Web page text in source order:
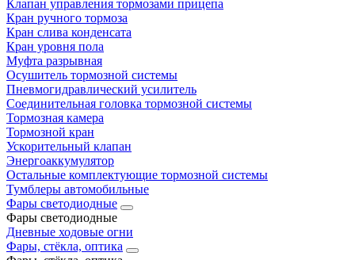
Клапан управления тормозами прицепа
Кран ручного тормоза
Кран слива конденсата
Кран уровня пола
Муфта разрывная
Осушитель тормозной системы
Пневмогидравлический усилитель
Соединительная головка тормозной системы
Тормозная камера
Тормозной кран
Ускорительный клапан
Энергоаккумулятор
Остальные комплектующие тормозной системы
Тумблеры автомобильные
Фары светодиодные
Фары светодиодные
Дневные ходовые огни
Фары, стёкла, оптика